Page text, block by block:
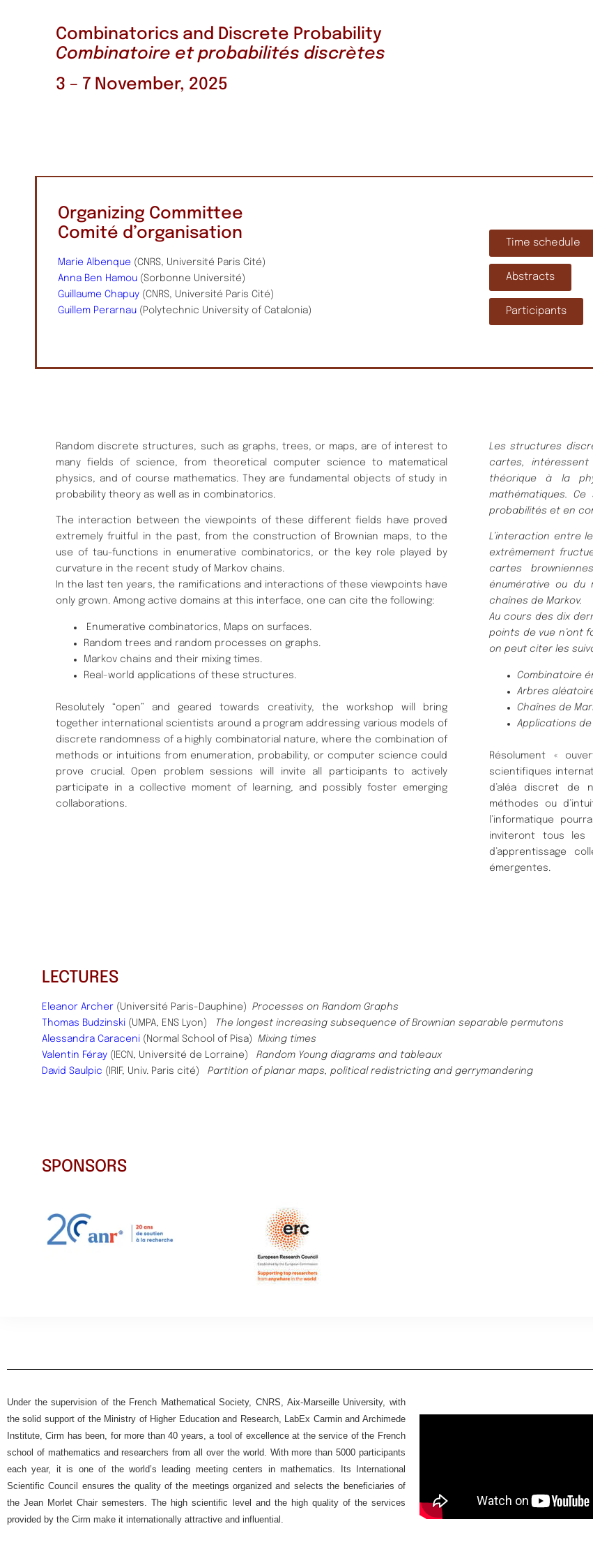
Combinatorics and Discrete Probability
Combinatoire et probabilités discrètes
3 – 7 November, 2025
Organizing Committee
Comité d’organisation
Marie Albenque (CNRS, Université Paris Cité)
Anna Ben Hamou (Sorbonne Université)
Guillaume Chapuy (CNRS, Université Paris Cité)
Guillem Perarnau (Polytechnic University of Catalonia)
Time schedule
Abstracts
Participants
Random discrete structures, such as graphs, trees, or maps, are of interest to
many fields of science, from theoretical computer science to matematical
physics, and of course mathematics. They are fundamental objects of study in
probability theory as well as in combinatorics.
The interaction between the viewpoints of these different fields have proved
extremely fruitful in the past, from the construction of Brownian maps, to the
use of tau-functions in enumerative combinatorics, or the key role played by
curvature in the recent study of Markov chains.
In the last ten years, the ramifications and interactions of these viewpoints have
only grown. Among active domains at this interface, one can cite the following:
Enumerative combinatorics, Maps on surfaces.
Random trees and random processes on graphs.
Markov chains and their mixing times.
Real-world applications of these structures.
Resolutely “open” and geared towards creativity, the workshop will bring
together international scientists around a program addressing various models of
discrete randomness of a highly combinatorial nature, where the combination of
methods or intuitions from enumeration, probability, or computer science could
prove crucial. Open problem sessions will invite all participants to actively
participate in a collective moment of learning, and possibly foster emerging
collaborations.
Les structures
cartes, intéressent
théorique à la
mathématiques.
probabilités et en
L’interaction entre
extrêmement
cartes
énumérative ou du
chaînes de Markov.
Au cours des dix
points de vue n’ont
on peut citer les
Combinatoire
Arbres
Chaînes de
Applications
Résolument «
scientifiques
d’aléa discret de
méthodes ou
l’informatique
inviteront tous les
d’apprentissage
émergentes.
LECTURES
Eleanor Archer (Université Paris-Dauphine) Processes on Random Graphs
Thomas Budzinski (UMPA, ENS Lyon)
The longest increasing subsequence of Brownian separable permutons
Alessandra Caraceni (Normal School of Pisa) Mixing times
Valentin Féray (IECN, Université de Lorraine) Random Young diagrams and tableaux
David Saulpic (IRIF, Univ. Paris cité) Partition of planar maps, political redistricting and gerrymandering
SPONSORS
Under the supervision of the French Mathematical Society, CNRS, Aix-Marseille University, with
the solid support of the Ministry of Higher Education and Research, LabEx Carmin and Archimede
Institute, Cirm has been, for more than 40 years, a tool of excellence at the service of the French
school of mathematics and researchers from all over the world. With more than 5000 participants
each year, it is one of the world’s leading meeting centers in mathematics. Its International
Scientific Council ensures the quality of the meetings organized and selects the beneficiaries of
the Jean Morlet Chair semesters. The high scientific level and the high quality of the services
provided by the Cirm make it internationally attractive and influential.